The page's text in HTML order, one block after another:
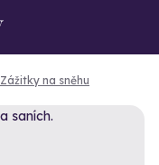
Zážitky na sněhu